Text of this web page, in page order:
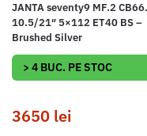
JANTA seventy9 MF.2
10.5/21″ 5×112 ET40 BS –
Brushed Silver
> 4 BUC. PE STOC
3650 lei